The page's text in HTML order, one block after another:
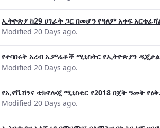
ኢትዮጵያ ከ29 ሀገራት ጋር በመሆን የዓለም አቀፍ
Modified 20 Days ago.
የተባበሩት አረብ ኤምሬቶች ሚኒስትር የኢትዮጵያን
Modified 20 Days ago.
የኢኖቬሽንና ቴክኖሎጂ ሚኒስቴር የ2018 በጀት ዓመት
Modified 20 Days ago.